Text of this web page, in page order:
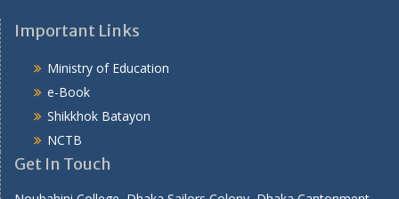
Important Links
Ministry of Education
e-Book
Shikkhok Batayon
NCTB
Get In Touch